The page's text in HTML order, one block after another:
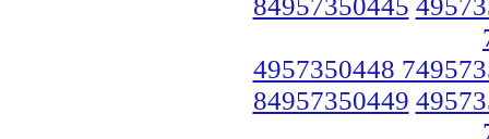
4957350448
84957350449